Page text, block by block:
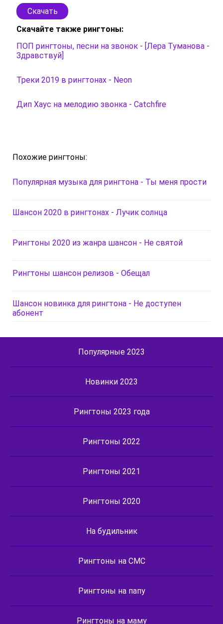
Скачать
Скачайте также рингтоны:
ПОП рингтоны, песни на звонок - [Лера Туманова -
Здравствуй]
Треки 2019 в рингтонах - Neon
Дип Хаус на мелодию звонка - Catchfire
Похожие рингтоны:
Популярная музыка для рингтона - Ты меня прости
Шансон 2020 в рингтонах - Лучик солнца
Рингтоны 2020 из жанра шансон - Не святой
Рингтоны шансон релизов - Обещал
Шансон новинка для рингтона - Не доступен
абонент
Популярные 2023
Новинки 2023
Рингтоны 2023 года
Рингтоны 2022
Рингтоны 2021
Рингтоны 2020
На будильник
Рингтоны на СМС
Рингтоны на папу
Рингтоны на маму